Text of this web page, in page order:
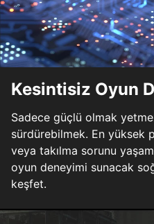
Kesintisiz Oyun
Sadece güçlü olmak
sürdürebilmek. En yüksek
veya takılma sorunu
oyun deneyimi sunacak
keşfet.